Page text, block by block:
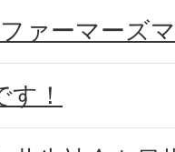
ァーマーズ
！